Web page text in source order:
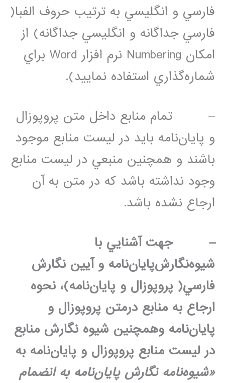
فارسي و انگليسي به ترتيب حروف الفبا(
فارسي جداگانه و انگليسي جداگانه) از
امكان Numbering نرم افزار Word براي
شماره‌گذاري استفاده نماييد).
– تمام منابع داخل متن پروپوزال
و پايان‌نامه بايد در ليست منابع موجود
باشند و همچنين منبعي در ليست منابع
وجود نداشته باشد كه در متن به آن
ارجاع نشده باشد.
–جهت آشنايي با
شيوه‌نگارش‌پايان‌نامه و آيين نگارش
فارسي( پروپوزال و پايان‌نامه)، نحوه
ارجاع به منابع درمتن پروپوزال و
پايان‌نامه وهمچنين شيوه نگارش منابع
در ليست منابع پروپوزال و پايان‌نامه به
«شيوه‌نامه نگارش پايان‌نامه به انضمام